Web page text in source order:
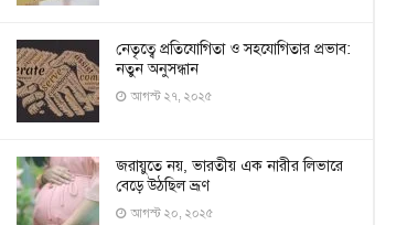
নেতৃত্বে প্রতিযোগিতা ও সহযোগিতার প্রভাব:
নতুন অনুসন্ধান
আগস্ট ২৭, ২০২৫
জরায়ুতে নয়, ভারতীয় এক নারীর লিভারে
বেড়ে উঠছিল ভ্রূণ
আগস্ট ২০, ২০২৫